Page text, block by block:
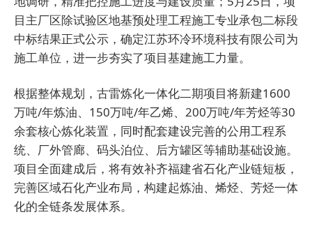
目主厂区除试验区地基预处理工程施工专业承包二标段
中标结果正式公示，确定江苏环冷环境科技有限公司为
施工单位，进一步夯实了项目基建施工力量。
根据整体规划，古雷炼化一体化二期项目将新建1600
万吨/年炼油、150万吨/年乙烯、200万吨/年芳烃等30
余套核心炼化装置，同时配套建设完善的公用工程系
统、厂外管廊、码头泊位、后方罐区等辅助基础设施。
项目全面建成后，将有效补齐福建省石化产业链短板，
完善区域石化产业布局，构建起炼油、烯烃、芳烃一体
化的全链条发展体系。